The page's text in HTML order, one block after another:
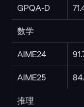
GPQA-D
数学
AIME24
AIME25
推理